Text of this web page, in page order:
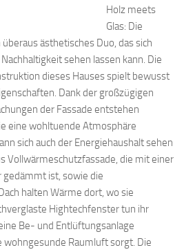
Holz meets
Glas: Die
ästhetisches Duo, das sich
sehen lassen kann. Die
dieses Hauses spielt bewusst
Dank der großzügigen
der Fassade entstehen
eine wohltuende Atmosphäre
sich auch der Energiehaushalt sehen
Vollwärmeschutzfassade, die mit einer
ist, sowie die
halten Wärme dort, wo sie
Hightechfenster tun ihr
Be- und Entlüftungsanlage
Raumluft sorgt. Die